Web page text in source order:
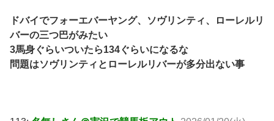
ドバイでフォーエバーヤング、ソヴリンティ、ローレルリ
バーの三つ巴がみたい
3馬身ぐらいついたら134ぐらいになるな
問題はソヴリンティとローレルリバーが多分出ない事